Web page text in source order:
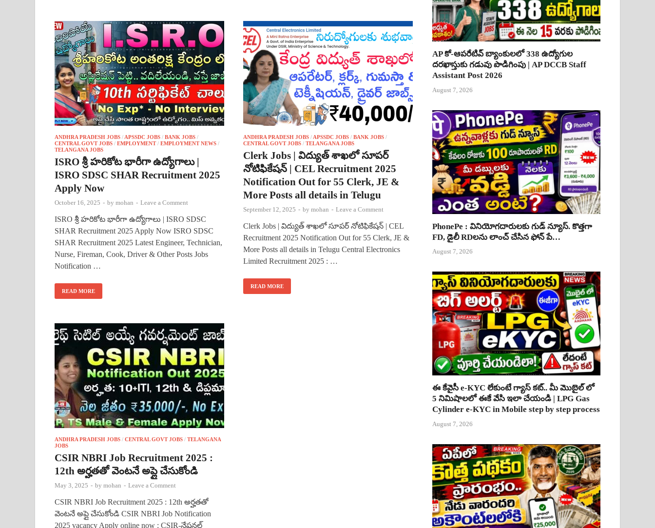
ANDHRA PRADESH JOBS / APSSDC JOBS / BANK JOBS /
CENTRAL GOVT JOBS / EMPLOYMENT/ EMPLOYMENT NEWS /
TELANGANA JOBS
ISRO శ్రీ హరికోట భారీగా ఉద్యోగాలు |
ISRO SDSC SHAR Recruitment 2025
Apply Now
October 16, 2025 - by mohan - Leave a Comment
ISRO శ్రీ హరికోట భారీగా ఉద్యోగాలు | ISRO SDSC
SHAR Recruitment 2025 Apply Now ISRO SDSC
SHAR Recruitment 2025 Latest Engineer, Technician,
Nurse, Fireman, Cook, Driver & Other Posts Jobs
Notification …
READ MORE
ANDHRA PRADESH JOBS / APSSDC JOBS / BANK JOBS /
CENTRAL GOVT JOBS / TELANGANA JOBS
Clerk Jobs | విద్యుత్ శాఖలో సూపర్
నోటిఫికేషన్ | CEL Recruitment 2025
Notification Out for 55 Clerk, JE &
More Posts all details in Telugu
September 12, 2025 - by mohan - Leave a Comment
Clerk Jobs | విద్యుత్ శాఖలో సూపర్ నోటిఫికేషన్ | CEL
Recruitment 2025 Notification Out for 55 Clerk, JE &
More Posts all details in Telugu Central Electronics
Limited Recruitment 2025 : …
READ MORE
ANDHRA PRADESH JOBS / CENTRAL GOVT JOBS / TELANGANA
JOBS
CSIR NBRI Job Recruitment 2025 :
12th అర్హతతో వెంటనే అప్లై చేసుకోండి
May 3, 2025 - by mohan - Leave a Comment
CSIR NBRI Job Recruitment 2025 : 12th అర్హతతో
వెంటనే అప్లై చేసుకోండి CSIR NBRI Job Notification
2025 vacancy Apply online now : CSIR-నేషనల్
AP కో-ఆపరేటివ్ బ్యాంకులలో 338 ఉద్యోగుల
దరఖాస్తుకు గడువు పొడిగింపు | AP DCCB Staff
Assistant Post 2026
August 7, 2026
PhonePe : వినియోగదారులకు గుడ్ న్యూస్. కొత్తగా
FD, డైలీ RDలను లాంచ్ చేసిన ఫోన్ పే…
August 7, 2026
ఈ కేవైసీ e-KYC లేకుంటే గ్యాస్ కట్.. మీ మొబైల్ లో
5 నిమిషాలలో ఈకే వేసి ఇలా చేయండి | LPG Gas
Cylinder e-KYC in Mobile step by step process
August 7, 2026